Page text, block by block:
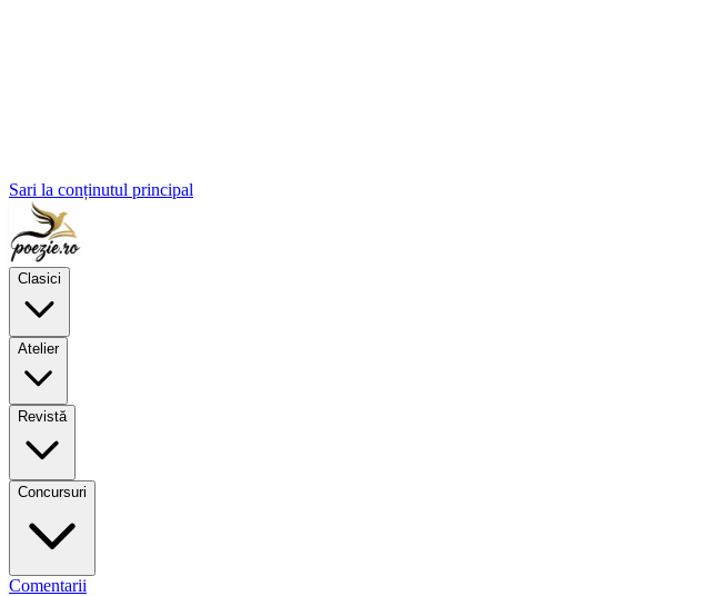
Sari la conținutul principal
Clasici
Atelier
Revistă
Concursuri
Comentarii